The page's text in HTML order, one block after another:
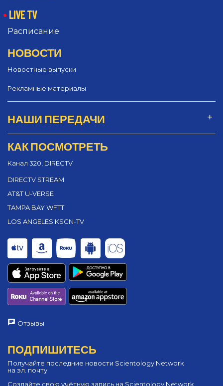
LIVE TV
Расписание
НОВОСТИ
Новостные выпуски
Рекламные материалы
НАШИ ПЕРЕДАЧИ
КАК ПОСМОТРЕТЬ
Канал 320, DIRECTV
DIRECTV STREAM
AT&T U-VERSE
TAMPA BAY WFTT
LOS ANGELES KSCN-TV
Отзывы
ПОДПИШИТЕСЬ
Получайте последние новости Scientology Network
на эл. почту
Создайте свою учётную запись на Scientology Network